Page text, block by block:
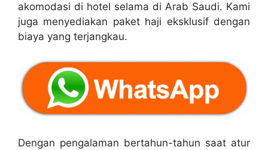
akomodasi di hotel selama di Arab Saudi. Kami
juga menyediakan paket haji eksklusif dengan
biaya yang terjangkau.
Dengan pengalaman bertahun-tahun saat atur